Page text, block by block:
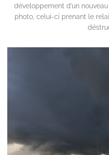
développement d’un
photo, celui-ci prenant le